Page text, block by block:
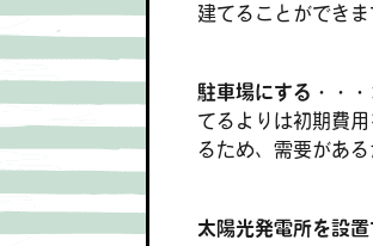
建てることができ
駐車場にする・・・
てるよりは初期費
るため、需要があ
太陽光発電所を設置